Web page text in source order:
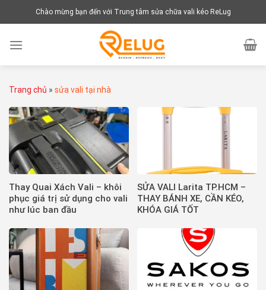
đến
dung
Chào mừng bạn đến với Trung tâm sửa chữa vali kéo ReLug
Trang chủ » sửa vali tại nhà
Thay Quai Xách Vali – khôi
phục giá trị sử dụng cho vali
như lúc ban đầu
SỬA VALI Larita TP.HCM –
THAY BÁNH XE, CẦN KÉO,
KHÓA GIÁ TỐT